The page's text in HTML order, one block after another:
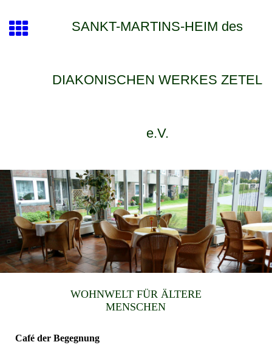
SANKT-MARTINS-HEIM des
DIAKONISCHEN WERKES ZETEL
e.V.
WOHNWELT FÜR ÄLTERE
MENSCHEN
Café der Begegnung